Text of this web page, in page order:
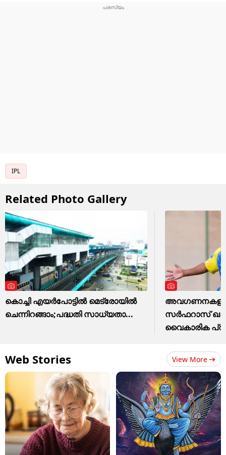
IPL
Related Photo Gallery
കൊച്ചി എയര്‍പോട്ടില്‍ മെട്രോയില്‍
ചെന്നിറങ്ങാം;പദ്ധതി സാധ്യതാ...
സര്‍ഫറാസ്
വൈകാരിക
Web Stories View More